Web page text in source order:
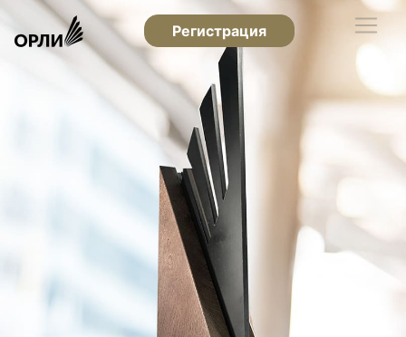
Регистрация